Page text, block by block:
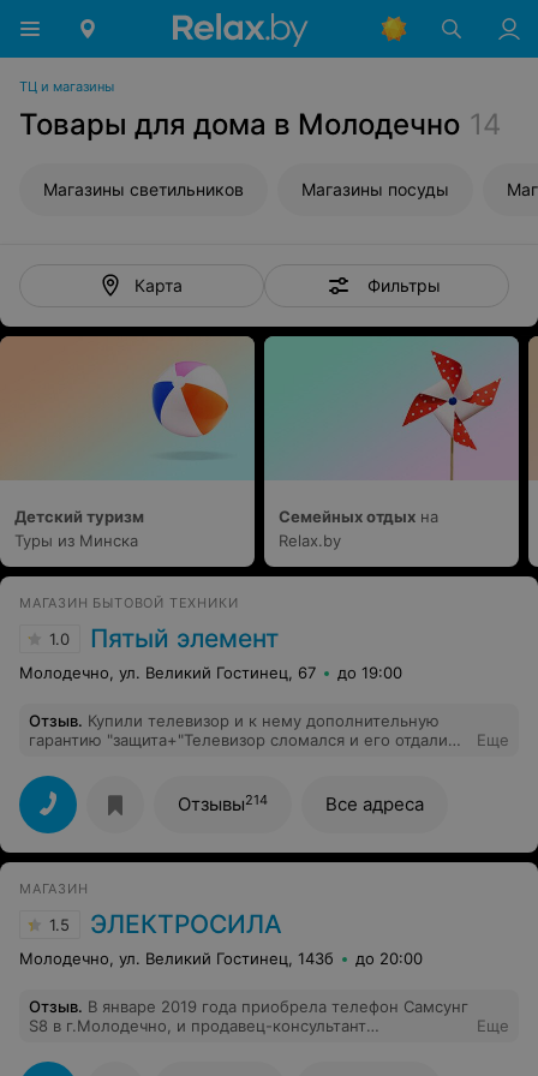
ТЦ и магазины
Товары для дома в Молодечно 14
Магазины светильников Магазины посуды
Карта Фильтры
Детский туризм
Туры из Минска
Семейных отдых на
Relax.by
МАГАЗИН БЫТОВОЙ ТЕХНИКИ
1.0 Пятый элемент
Молодечно, ул. Великий Гостинец, 67 до 19:00
Отзыв. Купили телевизор и к нему дополнительную
гарантию "защита+"Телевизор сломался и его отдали
его не ремонтировали. Даже не предупредили что в
ремонте отказано. Просто молча вернули. Посмеялись.
Обманули, ввели в заблуждение с покупкой защита +,
потом унизили своим возвратом товара без
объяснений. Девушка по телефону рассмеялась над
обслуживанием. Такого унижения ещё нигде не
Еще
Отзывы214 Все адреса
МАГАЗИН
1.5 ЭЛЕКТРОСИЛА
Молодечно, ул. Великий Гостинец, 143б до 20:00
Отзыв. В январе 2019 года приобрела телефон Самсунг
S8 в г.Молодечно, и продавец-консультант
что ничего не теряю, т.к. через год мне нужно явиться
Еще